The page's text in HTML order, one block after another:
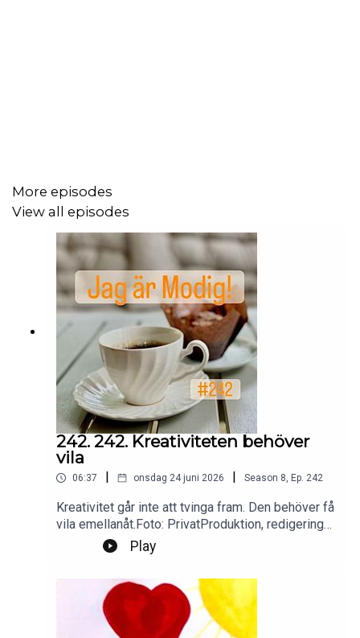
More episodes
View all episodes
242. 242. Kreativiteten behöver
vila
06:37 | onsdag 24 juni 2026 | Season 8, Ep. 242
Kreativitet går inte att tvinga fram. Den behöver få
vila emellanåt.Foto: PrivatProduktion, redigering
och klipp: Heli BrewitzMusik: Lic. NEO
SoundsKontakt podcast:
jagarmodig@gmail.comFölj oss:
instagram.com/jagarmodig/
Play